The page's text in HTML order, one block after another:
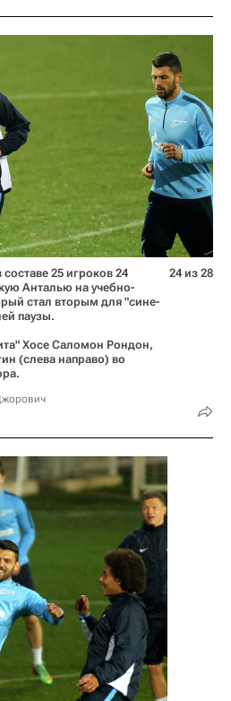
25 игроков 24
Анталью на учебно-
стал вторым для "сине-
паузы.
Хосе Саломон Рондон,
(слева направо) во
24 из 28